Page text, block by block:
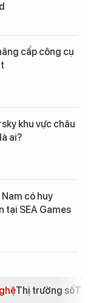
cấp công cụ
khu vực châu
ai?
có huy
tại SEA Games
Thị trường số